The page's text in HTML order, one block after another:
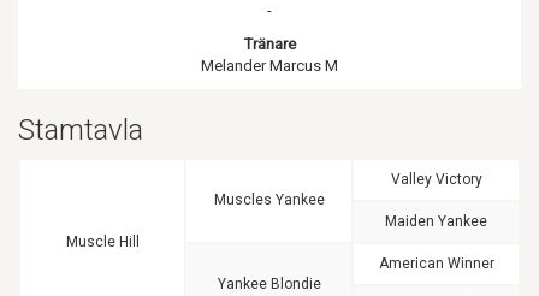
-
Tränare
Melander Marcus M
Stamtavla
Muscle Hill
Muscles Yankee
Valley Victory
Maiden Yankee
Yankee Blondie
American Winner